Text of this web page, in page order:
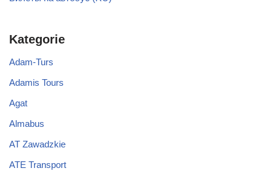
Kategorie
Adam-Turs
Adamis Tours
Agat
Almabus
AT Zawadzkie
ATE Transport